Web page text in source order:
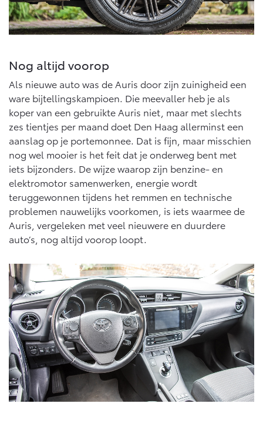
Nog altijd voorop
Als nieuwe auto was de Auris door zijn zuinigheid een
ware bijtellingskampioen. Die meevaller heb je als
koper van een gebruikte Auris niet, maar met slechts
zes tientjes per maand doet Den Haag allerminst een
aanslag op je portemonnee. Dat is fijn, maar misschien
nog wel mooier is het feit dat je onderweg bent met
iets bijzonders. De wijze waarop zijn benzine- en
elektromotor samenwerken, energie wordt
teruggewonnen tijdens het remmen en technische
problemen nauwelijks voorkomen, is iets waarmee de
Auris, vergeleken met veel nieuwere en duurdere
auto’s, nog altijd voorop loopt.